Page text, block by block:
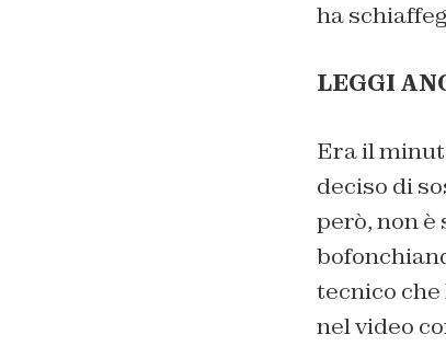
ha
LEGGI
Era il
deciso di
però, non è
tecnico che
nel video